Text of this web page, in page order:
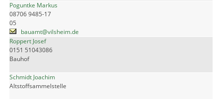
Poguntke Markus
08706 9485-17
05
bauamt@vilsheim.de
Roppert Josef
0151 51043086
Bauhof
Schmidt Joachim
Altstoffsammelstelle